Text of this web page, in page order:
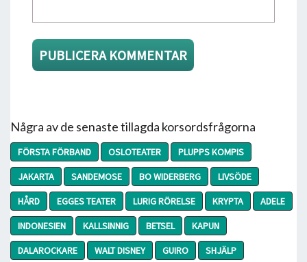
Några av de senaste tillagda korsordsfrågorna
FÖRSTA FÖRBAND OSLOTEATER
PLUPPS KOMPIS
JAKARTA
SANDEMOSE BO WIDERBERG
LIVSÖDE
HÅRD
EGGES TEATER LURIG RÖRELSE KRYPTA
ADELE
INDONESIEN
KALLSINNIG BETSEL
KAPUN
DALAROCKARE
WALT DISNEY GUIRO SHJÄLP